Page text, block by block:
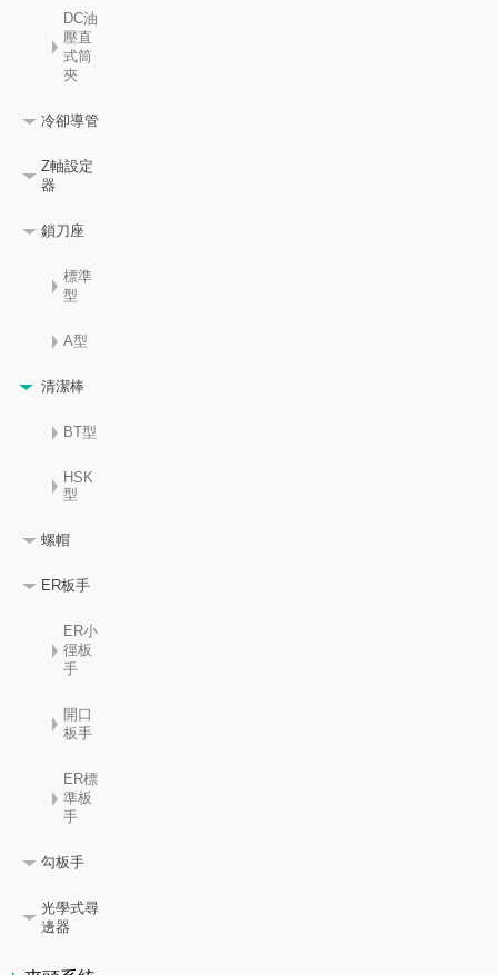
DC油
壓直
式筒
夾
冷卻導管
Z軸設定
器
鎖刀座
標準
型
A型
清潔棒
BT型
HSK
型
螺帽
ER板手
ER小
徑板
手
開口
板手
ER標
準板
手
勾板手
光學式尋
邊器